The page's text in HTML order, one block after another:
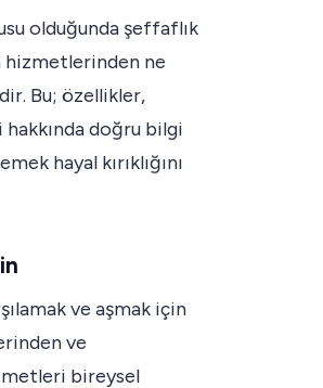
olduğunda şeffaflık
hizmetlerinden ne
Bu; özellikler,
doğru bilgi
hayal kırıklığını
ve aşmak için
ve
bireysel